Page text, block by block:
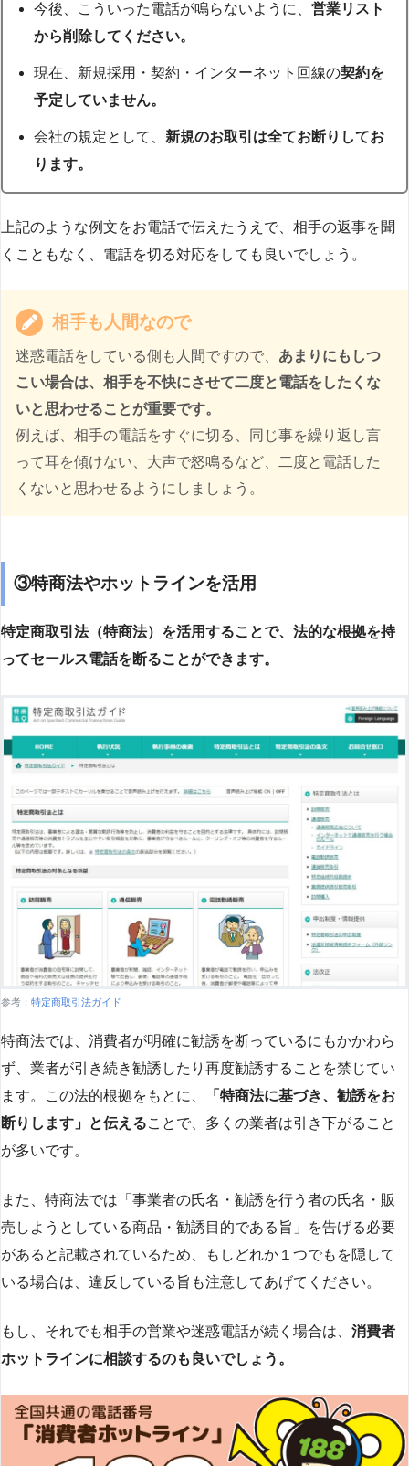
今後、こういった電話が鳴らないように、営業リスト
から削除してください。
現在、新規採用・契約・インターネット回線の契約を
予定していません。
会社の規定として、 新規のお取引は全てお断りしてお
ります。
上記のような例文をお電話で伝えたうえで、相手の返事を聞
くこともなく、電話を切る対応をしても良いでしょう。
相手も人間なので
迷惑電話をしている側も人間ですので、 あまりにもしつ
こい場合は、相手を不快にさせて二度と電話をしたくな
いと思わせることが重要です。
例えば、相手の電話をすぐに切る、同じ事を繰り返し言
って耳を傾けない、大声で怒鳴るなど、二度と電話した
くないと思わせるようにしましょう。
③特商法やホットラインを活用
特定商取引法（特商法）を活用することで、法的な根拠を持
ってセールス電話を断ることができます。
参考： 特定商取引法ガイド
特商法では、消費者が明確に勧誘を断っているにもかかわら
ず、業者が引き続き勧誘したり再度勧誘することを禁じてい
ます。この法的根拠をもとに、
「特商法に基づき、勧誘をお
断りします」と伝えることで、多くの業者は引き下がること
が多いです​​。
また、特商法では「事業者の氏名・勧誘を行う者の氏名・販
売しようとしている商品・勧誘目的である旨」を告げる必要
があると記載されているため、もしどれか１つでもを隠して
いる場合は、違反している旨も注意してあげてください。
もし、それでも相手の営業や迷惑電話が続く場合は、 消費者
ホットラインに相談するのも良いでしょう。